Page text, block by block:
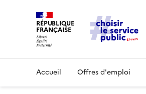
RÉPUBLIQUE
FRANÇAISE
Accueil Offres d'emploi